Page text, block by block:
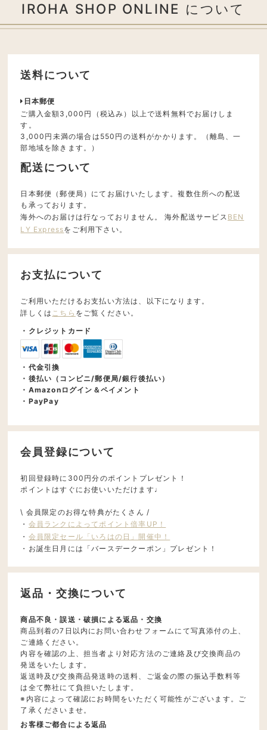
IROHA SHOP ONLINE について
送料について
日本郵便
ご購入金額3,000円（税込み）以上で送料無料でお届けしま
す。
3,000円未満の場合は550円の送料がかかります。（離島、一
部地域を除きます。）
配送について
日本郵便（郵便局）にてお届けいたします。複数住所への配送
も承っております。
海外へのお届けは行なっておりません。 海外配送サービス BEN
LY Expressをご利用下さい。
お支払について
ご利用いただけるお支払い方法は、以下になります。
詳しくは こちら をご覧ください。
・クレジットカード
・代金引換
・後払い（コンビニ/郵便局/銀行後払い）
・Amazonログイン＆ペイメント
・PayPay
会員登録について
初回登録時に300円分のポイントプレゼント！
ポイントはすぐにお使いいただけます♩
\ 会員限定のお得な特典がたくさん /
・ 会員ランクによってポイント倍率UP！
・ 会員限定セール「いろはの日」開催中！
・お誕生日月には「バースデークーポン」プレゼント！
返品・交換について
商品不良・誤送・破損による返品・交換
商品到着の7日以内にお問い合わせフォームにて写真添付の上、
ご連絡ください。
内容を確認の上、担当者より対応方法のご連絡及び交換商品の
発送をいたします。
返送時及び交換商品発送時の送料、ご返金の際の振込手数料等
は全て弊社にて負担いたします。
※内容によって確認にお時間をいただく可能性がございます。ご
了承くださいませ。
お客様ご都合による返品